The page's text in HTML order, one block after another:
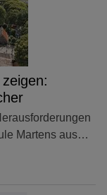
Martens aus…